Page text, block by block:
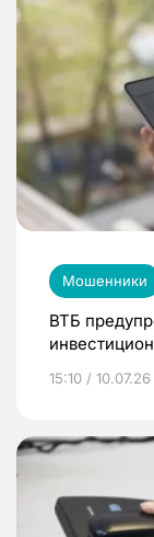
Мошенники
ВТБ
15:10 / 10.07.26